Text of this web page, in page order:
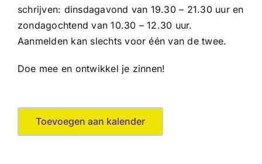
schrijven: dinsdagavond van 19.30 – 21.30 uur en
zondagochtend van 10.30 – 12.30 uur.
Aanmelden kan slechts voor één van de twee.
Doe mee en ontwikkel je zinnen!
Toevoegen aan kalender